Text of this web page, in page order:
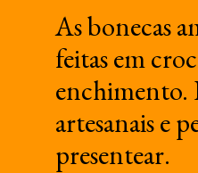
As bonecas
feitas em
enchimento.
artesanais e
presentear.